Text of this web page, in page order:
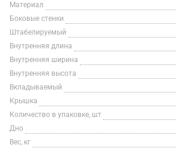
Материал
Боковые стенки
Штабелируемый
Внутренняя длина
Внутренняя ширина
Внутренняя высота
Вкладываемый
Крышка
Количество в упаковке, шт
Дно
Вес, кг